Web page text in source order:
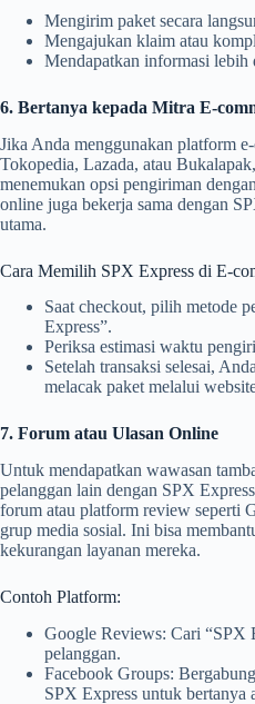
Mengirim paket secara
Mengajukan klaim atau
Mendapatkan informasi lebih
6. Bertanya kepada Mitra E-
Jika Anda menggunakan platform
Tokopedia, Lazada, atau
menemukan opsi pengiriman
online juga bekerja sama dengan
utama.
Cara Memilih SPX Express di E-
Saat checkout, pilih metode
Express”.
Periksa estimasi waktu
Setelah transaksi selesai,
melacak paket melalui
7. Forum atau Ulasan Online
Untuk mendapatkan wawasan
pelanggan lain dengan SPX
forum atau platform review seperti
grup media sosial. Ini bisa
kekurangan layanan mereka.
Contoh Platform:
Google Reviews: Cari “SPX
pelanggan.
Facebook Groups:
SPX Express untuk bertanya